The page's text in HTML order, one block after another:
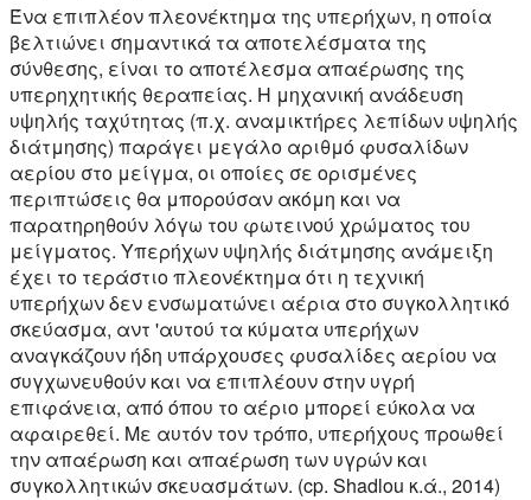
Ένα επιπλέον πλεονέκτημα της υπερήχων, η οποία
βελτιώνει σημαντικά τα αποτελέσματα της
σύνθεσης, είναι το αποτέλεσμα απαέρωσης της
υπερηχητικής θεραπείας. Η μηχανική ανάδευση
υψηλής ταχύτητας (π.χ. αναμικτήρες λεπίδων υψηλής
διάτμησης) παράγει μεγάλο αριθμό φυσαλίδων
αερίου στο μείγμα, οι οποίες σε ορισμένες
περιπτώσεις θα μπορούσαν ακόμη και να
παρατηρηθούν λόγω του φωτεινού χρώματος του
μείγματος. Υπερήχων υψηλής διάτμησης ανάμειξη
έχει το τεράστιο πλεονέκτημα ότι η τεχνική
υπερήχων δεν ενσωματώνει αέρια στο συγκολλητικό
σκεύασμα, αντ 'αυτού τα κύματα υπερήχων
αναγκάζουν ήδη υπάρχουσες φυσαλίδες αερίου να
συγχωνευθούν και να επιπλέουν στην υγρή
επιφάνεια, από όπου το αέριο μπορεί εύκολα να
αφαιρεθεί. Με αυτόν τον τρόπο, υπερήχους προωθεί
την απαέρωση και απαέρωση των υγρών και
συγκολλητικών σκευασμάτων. (cp. Shadlou κ.ά., 2014)